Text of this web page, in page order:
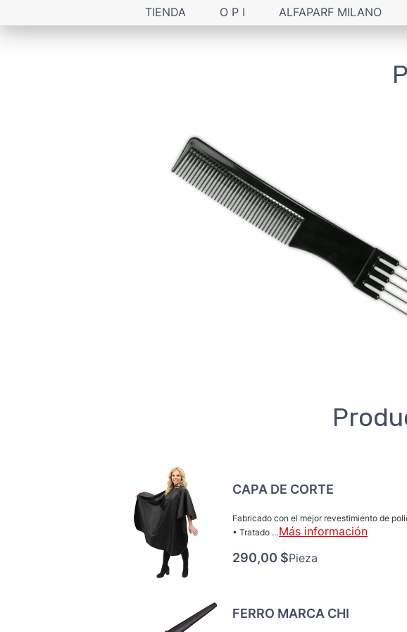
TIENDA O P I ALFAPARF MILANO
CAPA DE CORTE
Fabricado con el mejor revestimiento de
• Tratado …Más información
290,00 $Pieza
FERRO MARCA CHI